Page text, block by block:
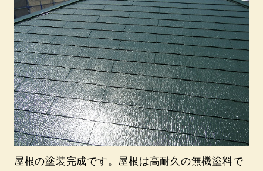
屋根の塗装完成です。屋根は高耐久の無機塗料で